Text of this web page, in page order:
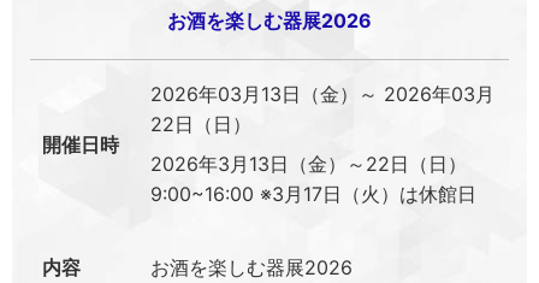
お酒を楽しむ器展2026
開催日時
2026年03月13日（金）～ 2026年03月
22日（日）
2026年3月13日（金）～22日（日）
9:00~16:00 ※3月17日（火）は休館日
内容 お酒を楽しむ器展2026